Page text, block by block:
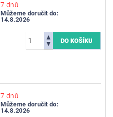
7 dnů
Můžeme doručit do:
14.8.2026
7 dnů
Můžeme doručit do:
14.8.2026